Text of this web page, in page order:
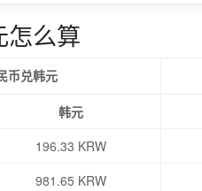
怎么算
币兑韩元
韩元
196.33 KRW
981.65 KRW